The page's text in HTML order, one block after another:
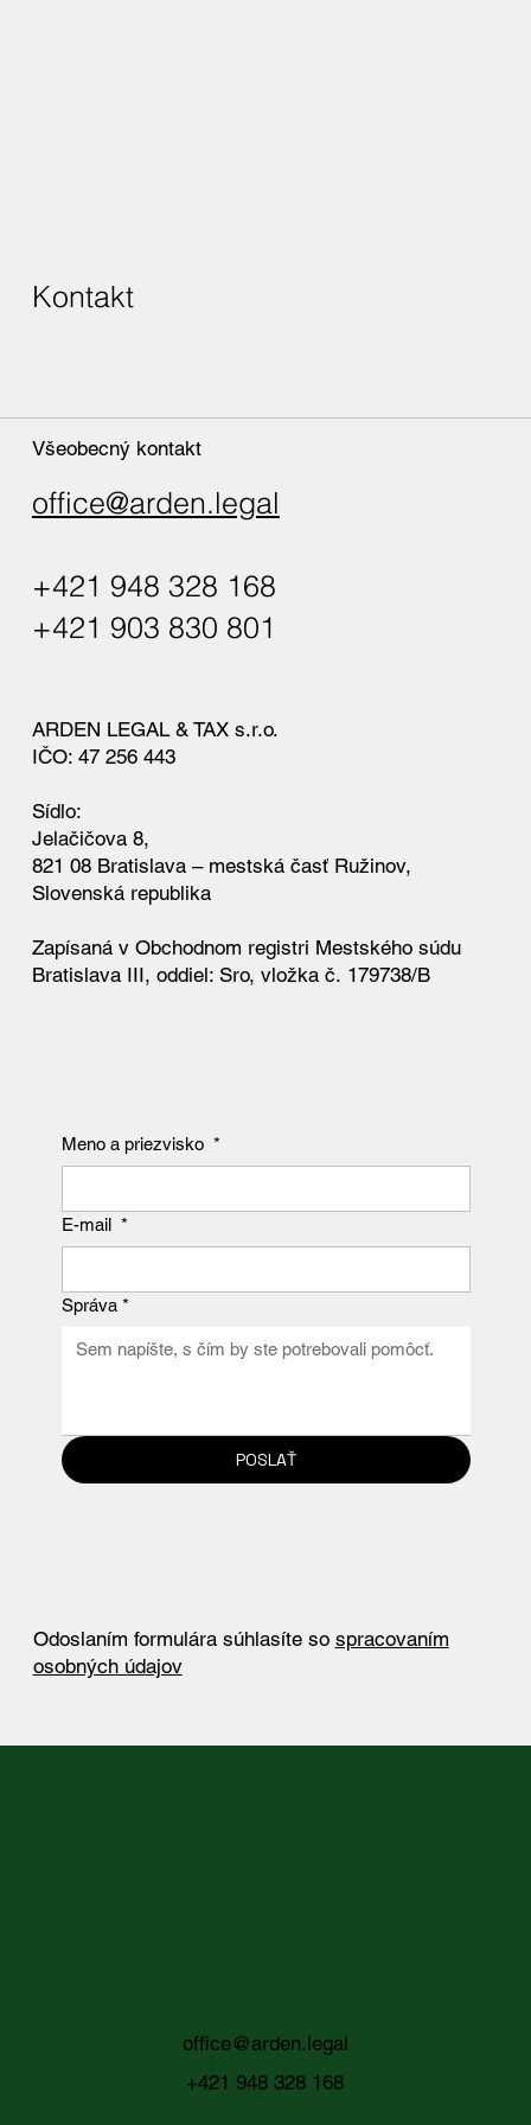
Kontakt
Všeobecný kontakt
office@arden.legal
+421 948 328 168
+421 903 830 801
ARDEN LEGAL & TAX s.r.o.
IČO: 47 256 443
Sídlo:
Jelačičova 8,
821 08 Bratislava – mestská časť Ružinov,
Slovenská republika
Zapísaná v Obchodnom registri Mestského súdu
Bratislava III, oddiel: Sro, vložka č. 179738/B
Meno a priezvisko *
E-mail *
Správa *
POSLAŤ
Odoslaním formulára súhlasíte so spracovaním
osobných údajov
office@arden.legal
+421 948 328 168